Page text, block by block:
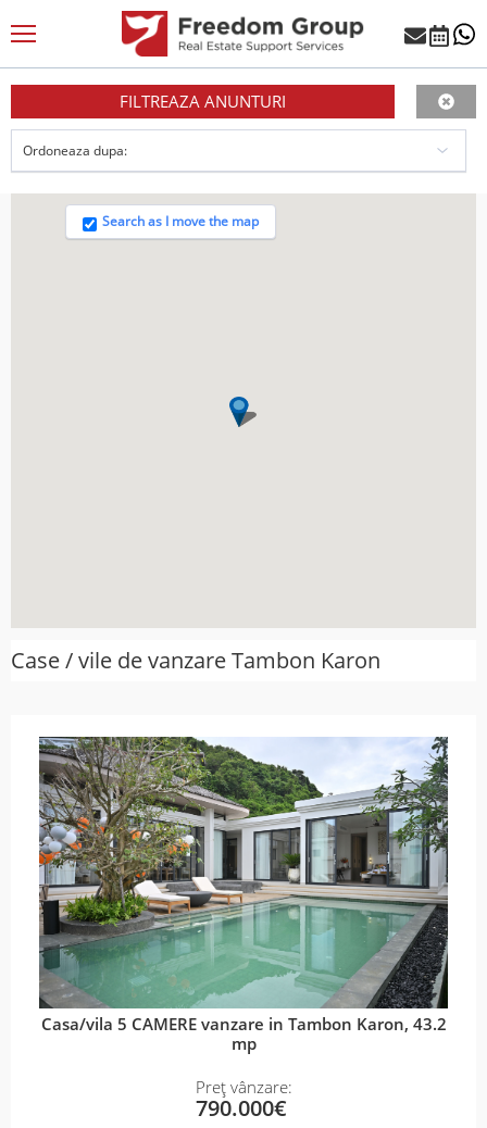
FILTREAZA ANUNTURI
Search as I move the map
Case / vile de vanzare Tambon Karon
Casa/vila 5 CAMERE vanzare in Tambon Karon, 43.2
mp
Preț vânzare:
790.000€